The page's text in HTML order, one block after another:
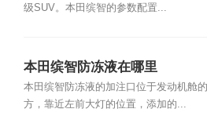
级SUV。本田缤智的参数配置...
本田缤智防冻液在哪里
本田缤智防冻液的加注口位于发动机舱
方，靠近左前大灯的位置，添加的...